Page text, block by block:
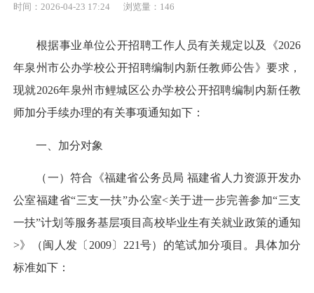
时间：2026-04-23 17:24 浏览量： 146
根据事业单位公开招聘工作人员有关规定以及《2026
年泉州市公办学校公开招聘编制内新任教师公告》要求，
现就2026年泉州市鲤城区公办学校公开招聘编制内新任教
师加分手续办理的有关事项通知如下：
一、加分对象
（一）符合《福建省公务员局 福建省人力资源开发办
公室福建省“三支一扶”办公室<关于进一步完善参加“三支
一扶”计划等服务基层项目高校毕业生有关就业政策的通知
>》（闽人发〔2009〕221号）的笔试加分项目。具体加分
标准如下：